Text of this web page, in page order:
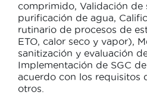
comprimido, Validación de
purificación de agua,
rutinario de procesos de
ETO, calor seco y vapor),
sanitización y evaluación
Implementación de SGC
acuerdo con los requisitos
otros.